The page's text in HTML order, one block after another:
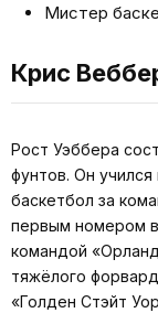
Мистер
Крис
Рост Уэббера
фунтов. Он учился
баскетбол за
первым номером
командой
тяжёлого
«Голден Стэйт